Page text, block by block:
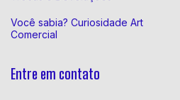
Você sabia? Curiosidade Art
Comercial
Entre em contato